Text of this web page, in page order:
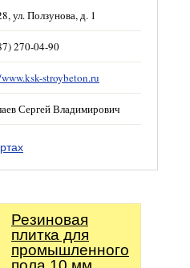
ул. Ползунова, д. 1
270-04-90
stroybeton.ru
Сергей Владимирович
Резиновая
плитка для
промышленного